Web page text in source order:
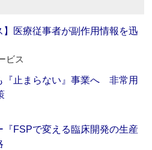
】医療従事者が副作用情報を迅
ビス
『止まらない』事業へ 非常用
『FSPで変える臨床開発の生産